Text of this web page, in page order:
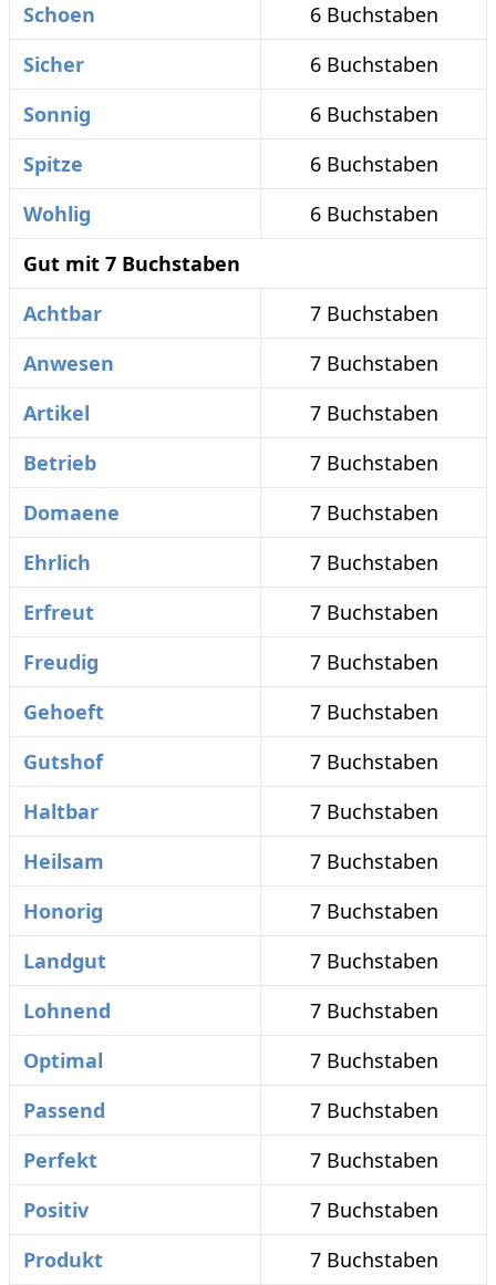
Schoen
6 Buchstaben
Sicher
6 Buchstaben
Sonnig
6 Buchstaben
Spitze
6 Buchstaben
Wohlig
6 Buchstaben
Gut mit 7 Buchstaben
Achtbar
7 Buchstaben
Anwesen
7 Buchstaben
Artikel
7 Buchstaben
Betrieb
7 Buchstaben
Domaene
7 Buchstaben
Ehrlich
7 Buchstaben
Erfreut
7 Buchstaben
Freudig
7 Buchstaben
Gehoeft
7 Buchstaben
Gutshof
7 Buchstaben
Haltbar
7 Buchstaben
Heilsam
7 Buchstaben
Honorig
7 Buchstaben
Landgut
7 Buchstaben
Lohnend
7 Buchstaben
Optimal
7 Buchstaben
Passend
7 Buchstaben
Perfekt
7 Buchstaben
Positiv
7 Buchstaben
Produkt
7 Buchstaben